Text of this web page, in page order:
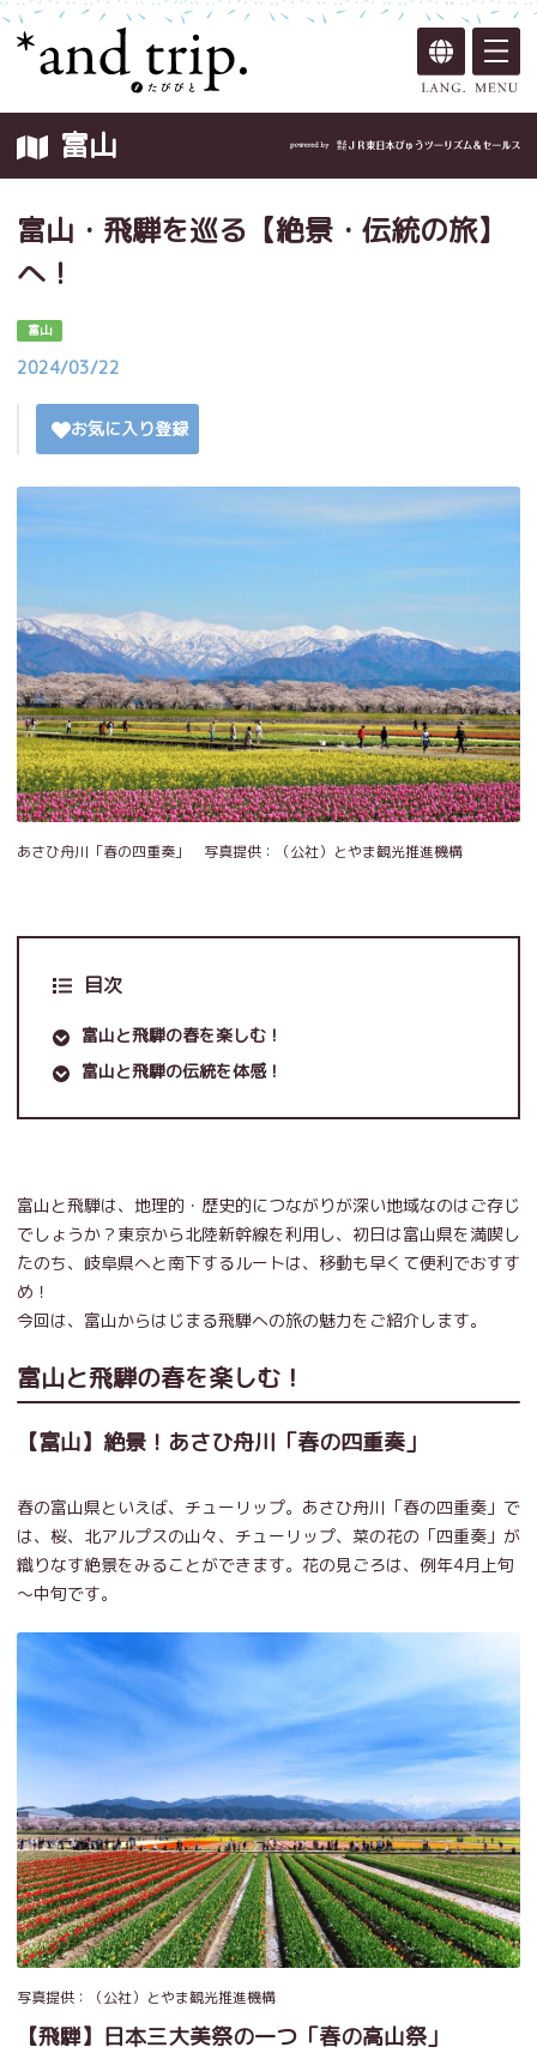
富山
富山・飛騨を巡る【絶景・伝統の旅】
へ！
富山
2024/03/22
お気に入り登録
あさひ舟川「春の四重奏」 写真提供：（公社）とやま観光推進機構
目次
富山と飛騨の春を楽しむ！
富山と飛騨の伝統を体感！
富山と飛騨は、地理的・歴史的につながりが深い地域なのはご存じ
でしょうか？東京から北陸新幹線を利用し、初日は富山県を満喫し
たのち、岐阜県へと南下するルートは、移動も早くて便利でおすす
め！
今回は、富山からはじまる飛騨への旅の魅力をご紹介します。
富山と飛騨の春を楽しむ！
【富山】絶景！あさひ舟川「春の四重奏」
春の富山県といえば、チューリップ。あさひ舟川「春の四重奏」で
は、桜、北アルプスの山々、チューリップ、菜の花の「四重奏」が
織りなす絶景をみることができます。花の見ごろは、例年4月上旬
～中旬です。
写真提供：（公社）とやま観光推進機構
【飛騨】日本三大美祭の一つ「春の高山祭」